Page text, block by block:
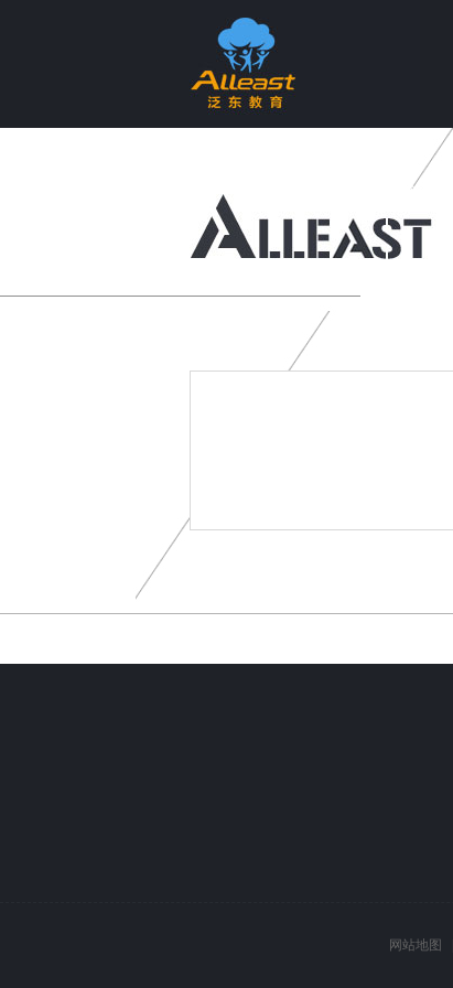
个性化智慧教育产品与服务提供商
网站地图